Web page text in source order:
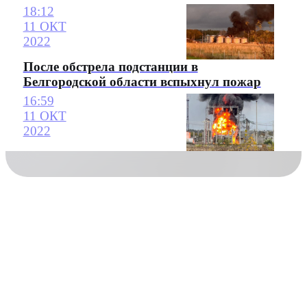
18:12
11 ОКТ
2022
После обстрела подстанции в
Белгородской области вспыхнул пожар
16:59
11 ОКТ
2022